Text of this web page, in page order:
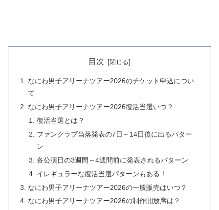
目次
なにわ男子アリーナツアー2026のチケット申込につい
て
なにわ男子アリーナツアー2026復活当選いつ？
復活当選とは？
ファンクラブ当落発表の7日～14日後に出るパター
ン
各公演日の3週間～4週間前に発表されるパターン
イレギュラーな復活当選パターンもある！
なにわ男子アリーナツアー2026の一般販売はいつ？
なにわ男子アリーナツアー2026の制作開放席は？